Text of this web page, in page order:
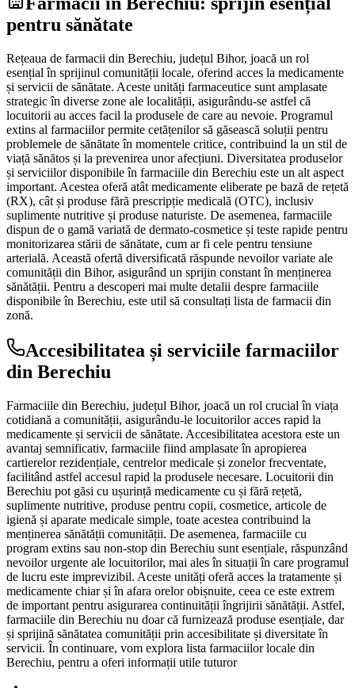
pentru sănătate
Rețeaua de farmacii din Berechiu, județul Bihor, joacă un rol
esențial în sprijinul comunității locale, oferind acces la medicamente
și servicii de sănătate. Aceste unități farmaceutice sunt amplasate
strategic în diverse zone ale localității, asigurându-se astfel că
locuitorii au acces facil la produsele de care au nevoie. Programul
extins al farmaciilor permite cetățenilor să găsească soluții pentru
problemele de sănătate în momentele critice, contribuind la un stil de
viață sănătos și la prevenirea unor afecțiuni. Diversitatea produselor
și serviciilor disponibile în farmaciile din Berechiu este un alt aspect
important. Acestea oferă atât medicamente eliberate pe bază de rețetă
(RX), cât și produse fără prescripție medicală (OTC), inclusiv
suplimente nutritive și produse naturiste. De asemenea, farmaciile
dispun de o gamă variată de dermato-cosmetice și teste rapide pentru
monitorizarea stării de sănătate, cum ar fi cele pentru tensiune
arterială. Această ofertă diversificată răspunde nevoilor variate ale
comunității din Bihor, asigurând un sprijin constant în menținerea
sănătății. Pentru a descoperi mai multe detalii despre farmaciile
disponibile în Berechiu, este util să consultați lista de farmacii din
zonă.
Accesibilitatea și serviciile farmaciilor
din Berechiu
Farmaciile din Berechiu, județul Bihor, joacă un rol crucial în viața
cotidiană a comunității, asigurându-le locuitorilor acces rapid la
medicamente și servicii de sănătate. Accesibilitatea acestora este un
avantaj semnificativ, farmaciile fiind amplasate în apropierea
cartierelor rezidențiale, centrelor medicale și zonelor frecventate,
facilitând astfel accesul rapid la produsele necesare. Locuitorii din
Berechiu pot găsi cu ușurință medicamente cu și fără rețetă,
suplimente nutritive, produse pentru copii, cosmetice, articole de
igienă și aparate medicale simple, toate acestea contribuind la
menținerea sănătății comunității. De asemenea, farmaciile cu
program extins sau non-stop din Berechiu sunt esențiale, răspunzând
nevoilor urgente ale locuitorilor, mai ales în situații în care programul
de lucru este imprevizibil. Aceste unități oferă acces la tratamente și
medicamente chiar și în afara orelor obișnuite, ceea ce este extrem
de important pentru asigurarea continuității îngrijirii sănătății. Astfel,
farmaciile din Berechiu nu doar că furnizează produse esențiale, dar
și sprijină sănătatea comunității prin accesibilitate și diversitate în
servicii. În continuare, vom explora lista farmaciilor locale din
Berechiu, pentru a oferi informații utile tuturor